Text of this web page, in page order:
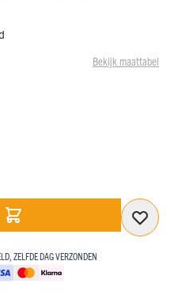
Bekijk maattabel
ZELFDE DAG VERZONDEN